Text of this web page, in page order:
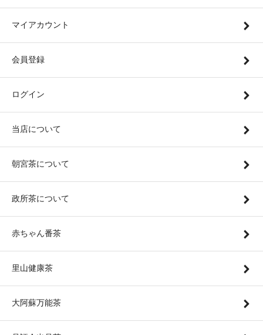
マイアカウント
会員登録
ログイン
当店について
朝宮茶について
政所茶について
赤ちゃん番茶
里山健康茶
大阿蘇万能茶